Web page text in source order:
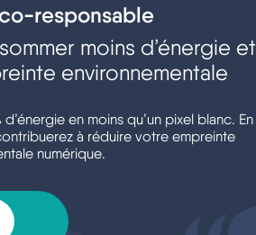
responsable
moins d’énergie et
environnementale
en moins qu’un pixel blanc. En
à réduire votre empreinte
numérique.